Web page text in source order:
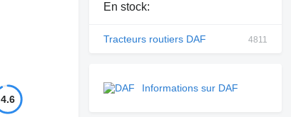
4.6
En stock:
Tracteurs routiers DAF 4811
Informations sur DAF